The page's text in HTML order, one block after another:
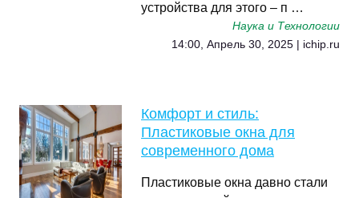
устройства для этого – п …
Наука и Технологии
14:00, Апрель 30, 2025 | ichip.ru
Комфорт и стиль:
Пластиковые окна для
современного дома
Пластиковые окна давно стали